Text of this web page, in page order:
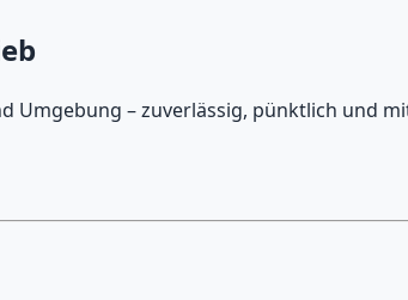
– zuverlässig, pünktlich und